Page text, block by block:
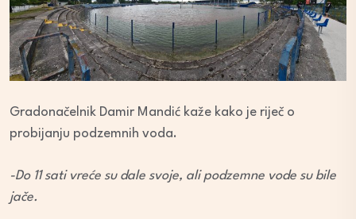
Gradonačelnik Damir Mandić kaže kako je riječ o
probijanju podzemnih voda.
-Do 11 sati vreće su dale svoje, ali podzemne vode su bile
jače.